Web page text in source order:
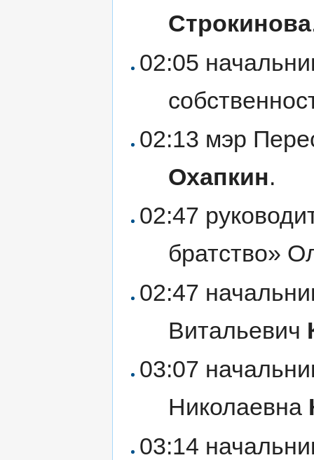
Строкинова
02:05
02:13 мэр
Охапкин.
02:47
братство»
02:47
Витальевич
03:07
Николаевна
03:14